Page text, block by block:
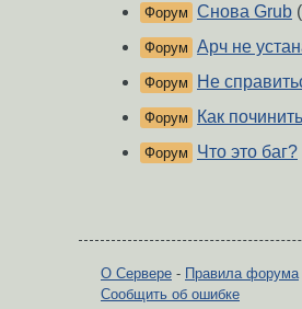
Форум Снова Grub
Форум Арч не
Форум Не
Форум Как
Форум Что это баг?
О Сервере - Правила форума
Сообщить об ошибке